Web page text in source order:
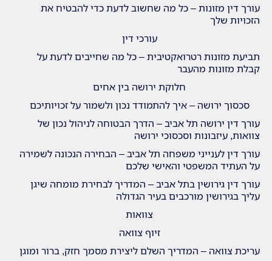
עורך דין מזונות – כל מה שחשוב לדעת כדי להבטיח את
הזכויות שלך
עורכי דין
תביעת מזונות רטרואקטיבית – כל מה שחייבים לדעת על
קבלת מזונות מהעבר
חלוקת ירושה בין אחים
סכסוך ירושה – איך להתמודד נכון ולשמור על זכויותיכם
עורך דין ירושה תל אביב – הדרך הבטוחה לניהול נכון של
צוואות, עיזבונות וסכסוכי ירושה
עורך דין לענייני משפחה תל אביב – הבחירה הנכונה לשמירה
על העתיד המשפטי והאישי שלכם
עורך דין גירושין בתל אביב – המדריך לבחירת מומחה שיגן
עליך בגירושין מורכבים בעיר הגדולה
צוואות
זיוף צוואה
עריכת צוואה – המדריך השלם ליצירת מסמך חזק, ברור ומוגן